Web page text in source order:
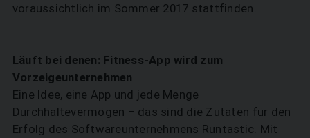
voraussichtlich im Sommer 2017 stattfinden.
Läuft bei denen: Fitness-App wird zum
Vorzeigeunternehmen
Eine Idee, eine App und jede Menge
Durchhaltevermögen – das sind die Zutaten für den
Erfolg des Softwareunternehmens Runtastic. Mit